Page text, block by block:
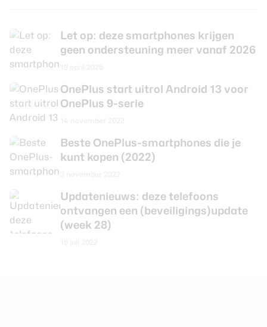
CPU-snelheid 2.84 GHz
Grafische chip
Werkgeheugen 8 GB
Interne opslag 128 GB
Camera achterkant
Camera 1 - Aantal
megapixel
50 MP
Let op: deze smartphones krijgen
geen ondersteuning meer vanaf 2026
OnePlus start uitrol Android 13 voor
OnePlus 9-serie
Beste OnePlus-smartphones die je
kunt kopen (2022)
Updatenieuws: deze telefoons
ontvangen een (beveiligings)update
(week 28)